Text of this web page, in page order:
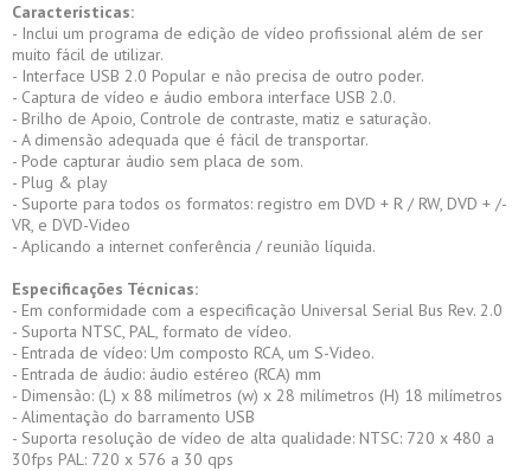
Características:
- Inclui um programa de edição de vídeo profissional além de ser
muito fácil de utilizar.
- Interface USB 2.0 Popular e não precisa de outro poder.
- Captura de vídeo e áudio embora interface USB 2.0.
- Brilho de Apoio, Controle de contraste, matiz e saturação.
- A dimensão adequada que é fácil de transportar.
- Pode capturar áudio sem placa de som.
- Plug & play
- Suporte para todos os formatos: registro em DVD + R / RW, DVD + /-
VR, e DVD-Video
- Aplicando a internet conferência / reunião líquida.
Especificações Técnicas:
- Em conformidade com a especificação Universal Serial Bus Rev. 2.0
- Suporta NTSC, PAL, formato de vídeo.
- Entrada de vídeo: Um composto RCA, um S-Video.
- Entrada de áudio: áudio estéreo (RCA) mm
- Dimensão: (L) x 88 milímetros (w) x 28 milímetros (H) 18 milímetros
- Alimentação do barramento USB
- Suporta resolução de vídeo de alta qualidade: NTSC: 720 x 480 a
30fps PAL: 720 x 576 a 30 qps